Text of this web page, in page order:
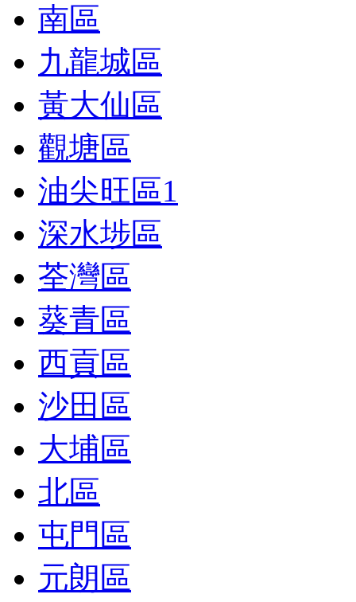
南區
九龍城區
黃大仙區
觀塘區
油尖旺區1
深水埗區
荃灣區
葵青區
西貢區
沙田區
大埔區
北區
屯門區
元朗區